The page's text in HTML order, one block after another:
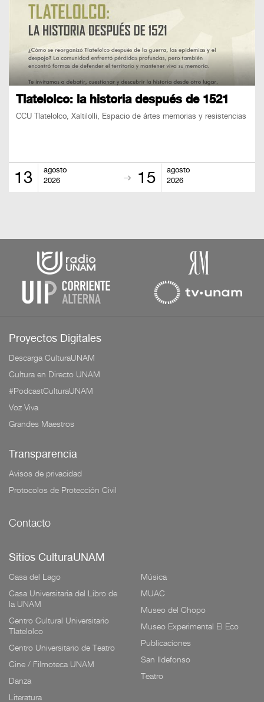
Tlatelolco: la historia después de 1521
CCU Tlatelolco, Xaltilolli, Espacio de ártes memorias y resistencias
13
agosto
2026
15
agosto
2026
Proyectos Digitales
Descarga CulturaUNAM
Cultura en Directo UNAM
#PodcastCulturaUNAM
Voz Viva
Grandes Maestros
Transparencia
Avisos de privacidad
Protocolos de Protección Civil
Contacto
Sitios CulturaUNAM
Casa del Lago
Casa Universitaria del Libro de
la UNAM
Centro Cultural Universitario
Tlatelolco
Centro Universitario de Teatro
Cine / Filmoteca UNAM
Danza
Literatura
Música
MUAC
Museo del Chopo
Museo Experimental El Eco
Publicaciones
San Ildefonso
Teatro